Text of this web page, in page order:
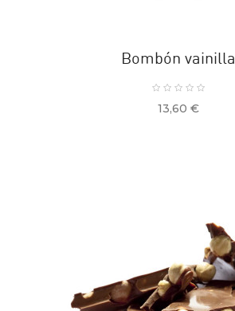
Bombón vainilla
Precio
13,60 €